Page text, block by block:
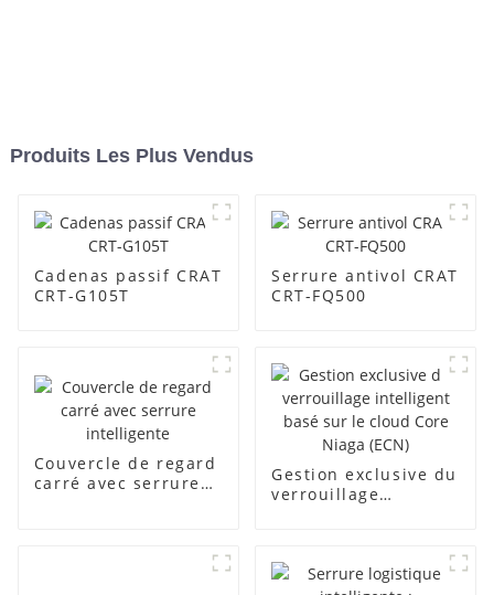
Produits Les Plus Vendus
Cadenas passif CRAT
CRT-G105T
Serrure antivol CRAT
CRT-FQ500
Couvercle de regard
carré avec serrure
Gestion exclusive du
verrouillage